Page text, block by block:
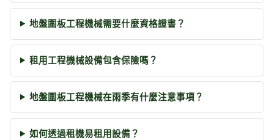
地盤圍板工程機械需要什麼資格證書？
租用工程機械設備包含保險嗎？
地盤圍板工程機械在雨季有什麼注意事項？
如何透過租機易租用設備？